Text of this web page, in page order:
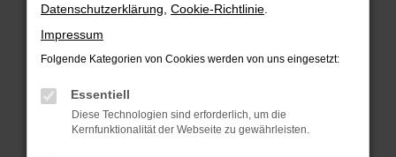
Prüfe deine Browsererweiterungen.
Manche Erweiterungen, wie Werbeblocker,
können das Laden bestimmter Seiten
anderen Browser oder in einem privaten
Fenster?
Starte dein Gerät neu.
Datenschutzerklärung Cookie-Richtlinie
Impressum
Folgende Kategorien von Cookies werden von uns eingesetzt:
Essentiell
Diese Technologien sind erforderlich, um die
Kernfunktionalität der Webseite zu gewährleisten.